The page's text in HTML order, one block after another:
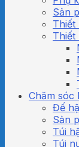
Sản
Thiết
Thiết
Chăm sóc
Đế
Sản
Túi
Túi